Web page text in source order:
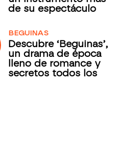
de su espectáculo
BEGUINAS
Descubre ‘Beguinas’,
un drama de época
lleno de romance y
secretos todos los